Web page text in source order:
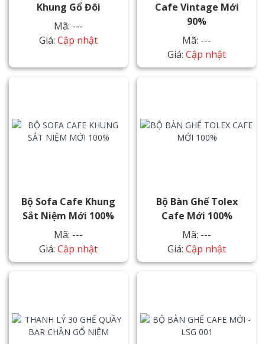
Khung Gổ Đôi
Mã: ---
Giá: Cập nhật
Cafe Vintage Mới
90%
Mã: ---
Giá: Cập nhật
Bộ Sofa Cafe Khung
Sắt Niệm Mới 100%
Mã: ---
Giá: Cập nhật
Bộ Bàn Ghế Tolex
Cafe Mới 100%
Mã: ---
Giá: Cập nhật